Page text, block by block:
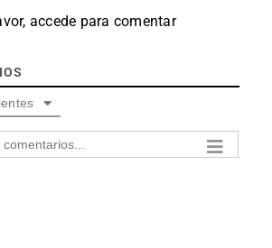
accede para comentar